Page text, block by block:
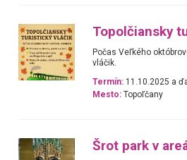
Topolčiansky
Počas Veľkého
vláčik.
Termín: 11.10.2025 a
Mesto: Topoľčany
Šrot park v